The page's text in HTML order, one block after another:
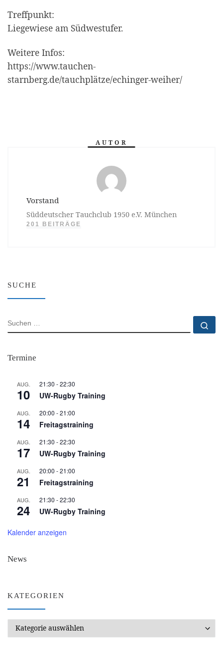
Treffpunkt:
Liegewiese am Südwestufer.
Weitere Infos:
https://www.tauchen-
starnberg.de/tauchplätze/echinger-weiher/
AUTOR
Vorstand
Süddeutscher Tauchclub 1950 e.V. München
201 BEITRÄGE
SUCHE
SUCHE
Termine
AUG.
10
21:30 -22:30
UW-Rugby Training
AUG.
14
20:00 -21:00
Freitagstraining
AUG.
17
21:30 -22:30
UW-Rugby Training
AUG.
21
20:00 -21:00
Freitagstraining
AUG.
24
21:30 -22:30
UW-Rugby Training
Kalender anzeigen
News
KATEGORIEN